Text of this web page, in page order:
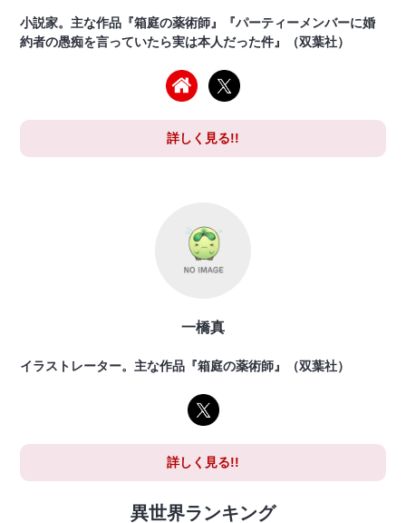
小説家。主な作品『箱庭の薬術師』『パーティーメンバーに婚
約者の愚痴を言っていたら実は本人だった件』（双葉社）
詳しく見る!!
一橋真
イラストレーター。主な作品『箱庭の薬術師』（双葉社）
詳しく見る!!
異世界ランキング